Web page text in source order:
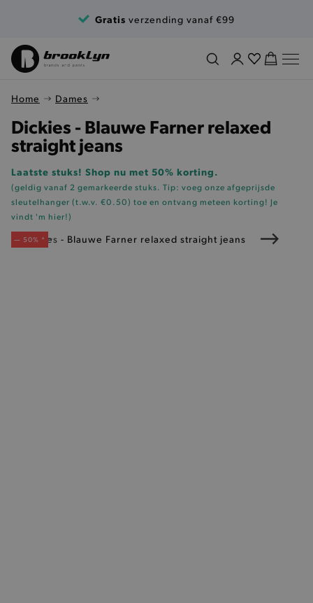
Gratis verzending vanaf €99
Home Dames
Dickies - Blauwe Farner relaxed
straight jeans
Laatste stuks! Shop nu met 50% korting.
(geldig vanaf 2 gemarkeerde stuks. Tip: voeg onze afgeprijsde
sleutelhanger (t.w.v. €0.50) toe en ontvang meteen korting! Je
vindt 'm hier!)
— 50% *